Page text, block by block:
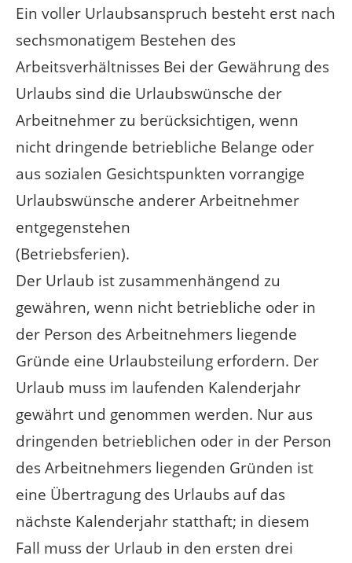
Ein voller Urlaubsanspruch besteht erst nach
sechsmonatigem Bestehen des
Arbeitsverhältnisses Bei der Gewährung des
Urlaubs sind die Urlaubswünsche der
Arbeitnehmer zu berücksichtigen, wenn
nicht dringende betriebliche Belange oder
aus sozialen Gesichtspunkten vorrangige
Urlaubswünsche anderer Arbeitnehmer
entgegenstehen
(Betriebsferien).
Der Urlaub ist zusammenhängend zu
gewähren, wenn nicht betriebliche oder in
der Person des Arbeitnehmers liegende
Gründe eine Urlaubsteilung erfordern. Der
Urlaub muss im laufenden Kalenderjahr
gewährt und genommen werden. Nur aus
dringenden betrieblichen oder in der Person
des Arbeitnehmers liegenden Gründen ist
eine Übertragung des Urlaubs auf das
nächste Kalenderjahr statthaft; in diesem
Fall muss der Urlaub in den ersten drei